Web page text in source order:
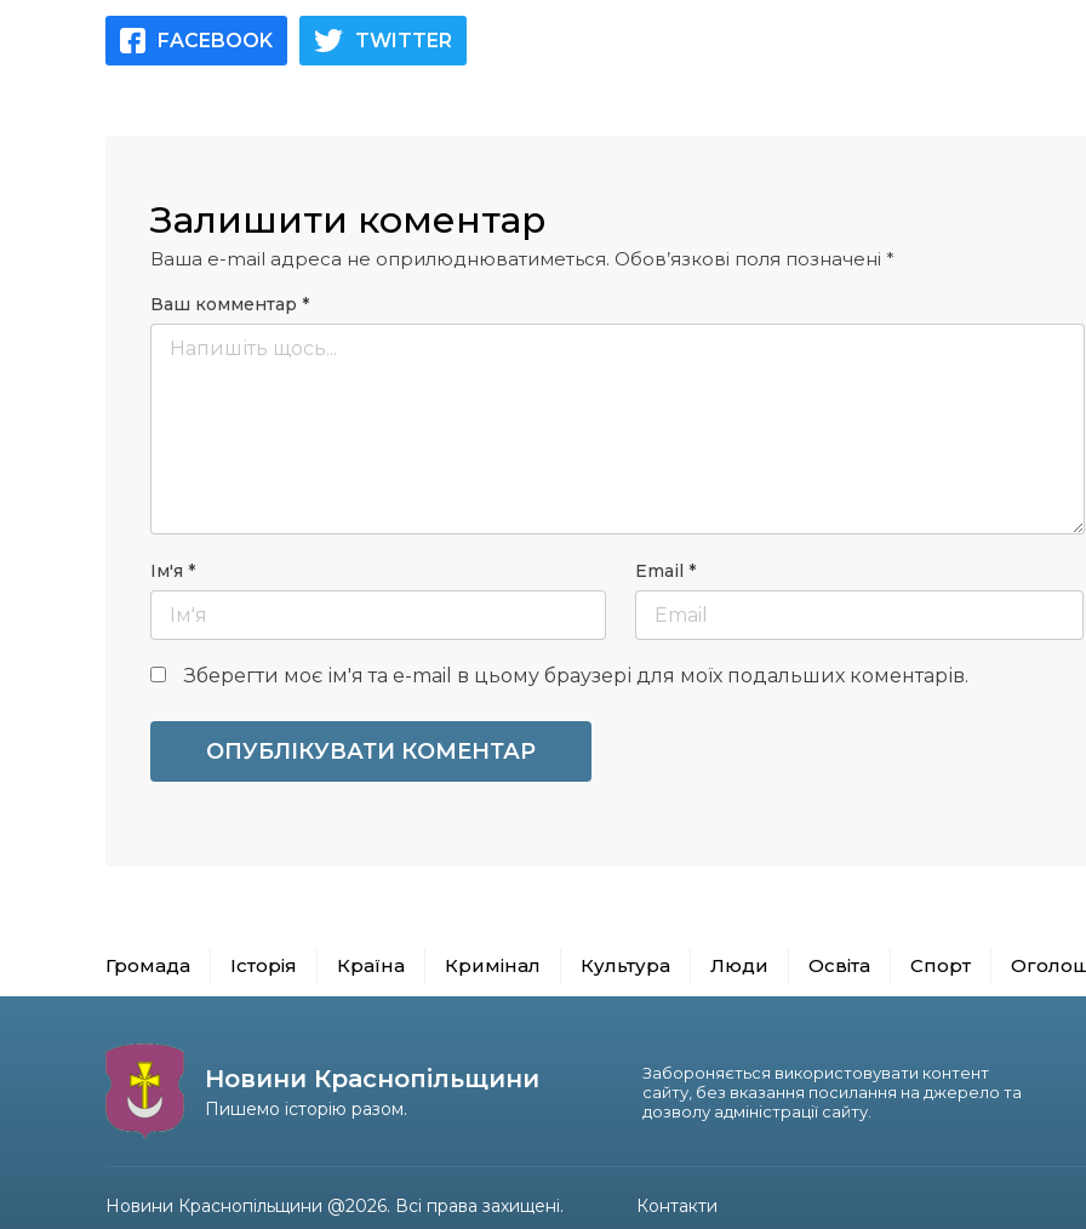
FACEBOOK TWITTER
Залишити коментар
Ваша e-mail адреса не оприлюднюватиметься. Обов’язкові поля позначені *
Ваш комментар *
Ім'я * Email *
Зберегти моє ім'я та e-mail в цьому браузері для моїх подальших коментарів.
Громада Історія Країна Кримінал Культура Люди Освіта Спорт
Новини Краснопільщини
Пишемо історію разом.
Забороняється використовувати контент
сайту, без вказання посилання на джерело та
дозволу адміністрації сайту.
Новини Краснопільщини @2026. Всі права захищені. Контакти